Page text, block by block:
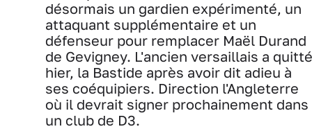
désormais un gardien expérimenté, un
attaquant supplémentaire et un
défenseur pour remplacer Maël Durand
de Gevigney. L'ancien versaillais a
hier, la Bastide après avoir dit adieu à
ses coéquipiers. Direction l'Angleterre
où il devrait signer prochainement dans
un club de D3.